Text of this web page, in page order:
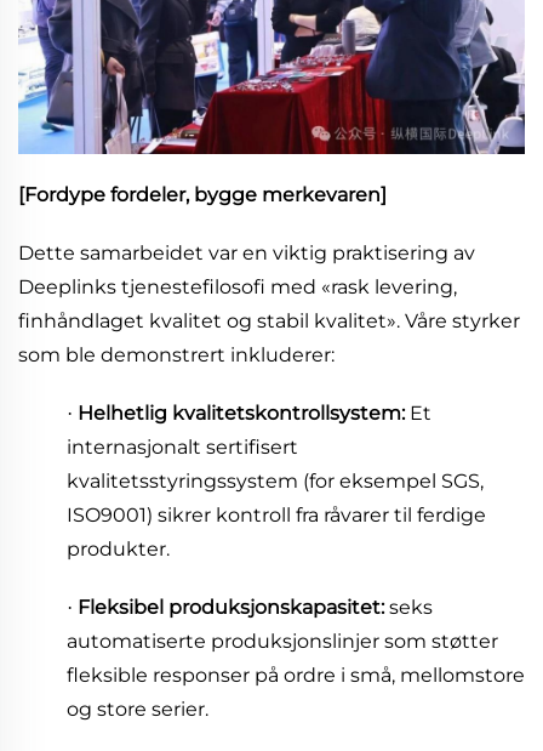
[Fordype fordeler, bygge merkevaren]
Dette samarbeidet var en viktig praktisering av
Deeplinks tjenestefilosofi med «rask levering,
finhåndlaget kvalitet og stabil kvalitet». Våre styrker
som ble demonstrert inkluderer:
· Helhetlig kvalitetskontrollsystem: Et
internasjonalt sertifisert
kvalitetsstyringssystem (for eksempel SGS,
ISO9001) sikrer kontroll fra råvarer til ferdige
produkter.
· Fleksibel produksjonskapasitet:seks
automatiserte produksjonslinjer som støtter
fleksible responser på ordre i små, mellomstore
og store serier.